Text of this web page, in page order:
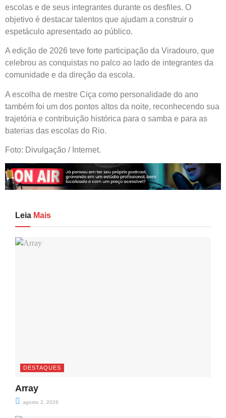
escolas e de seus integrantes durante os desfiles. O
objetivo é destacar talentos que ajudam a construir o
espetáculo apresentado ao público.
A edição de 2026 teve forte participação da Viradouro, que
celebrou as conquistas no palco ao lado de integrantes da
comunidade e da direção da escola.
A escolha de mestre Ciça como personalidade do ano
também foi um dos pontos altos da noite, reconhecendo sua
trajetória e contribuição histórica para o samba e para as
baterias das escolas do Rio.
Foto: Divulgação / Internet.
Leia Mais
DESTAQUES
Array
agosto 2, 2026